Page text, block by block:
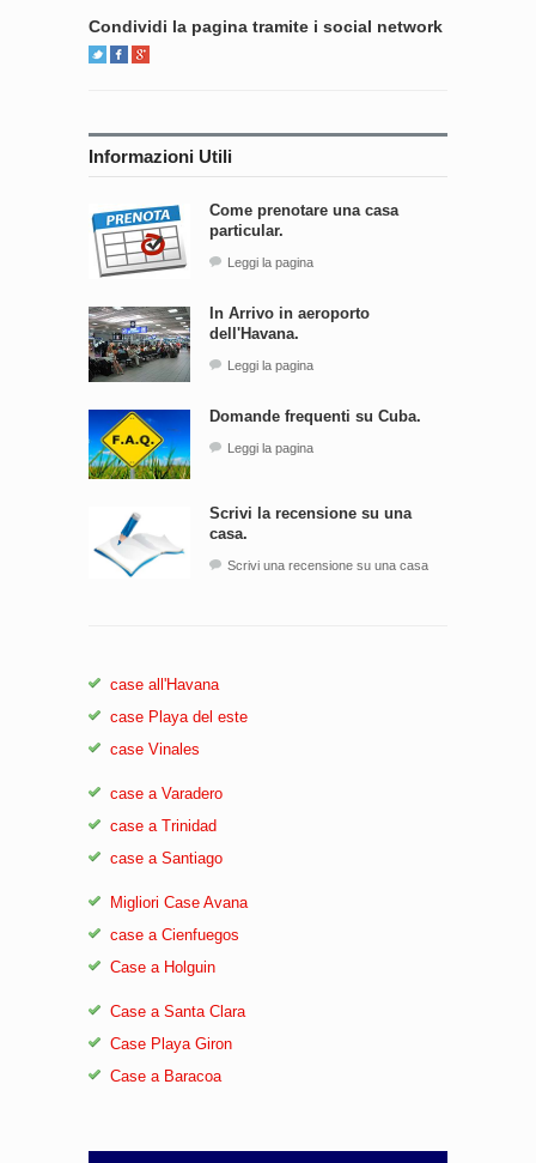
Condividi la pagina tramite i social network
Informazioni Utili
Come prenotare una casa
particular.
Leggi la pagina
In Arrivo in aeroporto
dell'Havana.
Leggi la pagina
Domande frequenti su Cuba.
Leggi la pagina
Scrivi la recensione su una
casa.
Scrivi una recensione su una casa
case all'Havana
case Playa del este
case Vinales
case a Varadero
case a Trinidad
case a Santiago
Migliori Case Avana
case a Cienfuegos
Case a Holguin
Case a Santa Clara
Case Playa Giron
Case a Baracoa